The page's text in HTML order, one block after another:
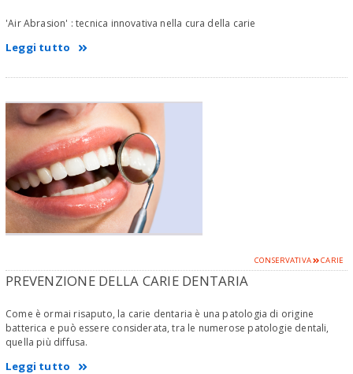
'Air Abrasion' : tecnica innovativa nella cura della carie
Leggi tutto
CONSERVATIVA CARIE
PREVENZIONE DELLA CARIE DENTARIA
Come è ormai risaputo, la carie dentaria è una patologia di origine
batterica e può essere considerata, tra le numerose patologie dentali,
quella più diffusa.
Leggi tutto